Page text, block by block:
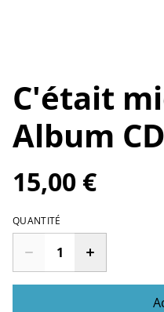
C'était
Album CD
15,00 €
QUANTITÉ